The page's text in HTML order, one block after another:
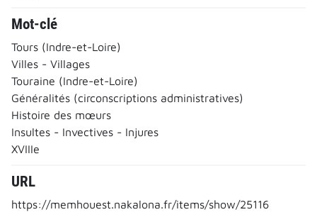
Mot-clé
Tours (Indre-et-Loire)
Villes - Villages
Touraine (Indre-et-Loire)
Généralités (circonscriptions administratives)
Histoire des mœurs
Insultes - Invectives - Injures
XVIIIe
URL
https://memhouest.nakalona.fr/items/show/25116